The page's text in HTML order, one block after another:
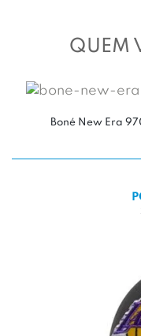
QUEM
Boné New Era